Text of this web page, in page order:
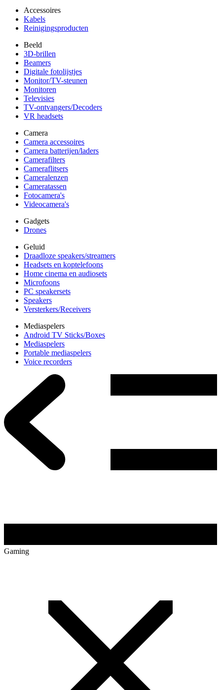
Accessoires
Kabels
Reinigingsproducten
Beeld
3D-brillen
Beamers
Digitale fotolijstjes
Monitor/TV-steunen
Monitoren
Televisies
TV-ontvangers/Decoders
VR headsets
Camera
Camera accessoires
Camera batterijen/laders
Camerafilters
Cameraflitsers
Cameralenzen
Cameratassen
Fotocamera's
Videocamera's
Gadgets
Drones
Geluid
Draadloze speakers/streamers
Headsets en koptelefoons
Home cinema en audiosets
Microfoons
PC speakersets
Speakers
Versterkers/Receivers
Mediaspelers
Android TV Sticks/Boxes
Mediaspelers
Portable mediaspelers
Voice recorders
Gaming